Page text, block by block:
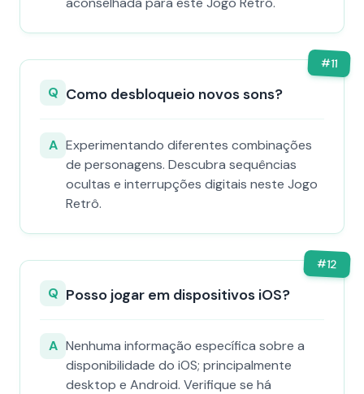
#11
Q Como desbloqueio novos sons?
A Experimentando diferentes combinações
de personagens. Descubra sequências
ocultas e interrupções digitais neste Jogo
Retrô.
#12
Q Posso jogar em dispositivos iOS?
A Nenhuma informação específica sobre a
disponibilidade do iOS; principalmente
desktop e Android. Verifique se há